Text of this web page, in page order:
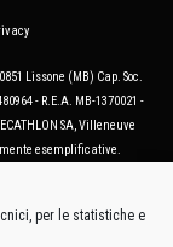
per le statistiche e
Lissone (MB) Cap. Soc.
- R.E.A. MB-1370021 -
SA, Villeneuve
esemplificative.